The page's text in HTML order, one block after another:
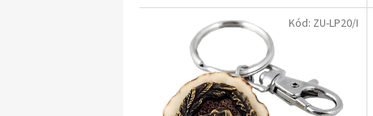
Kód: ZU-LP20/I